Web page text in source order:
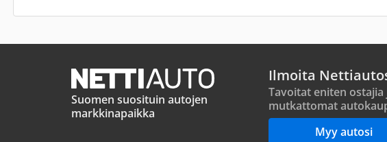
Suomen suosituin autojen
markkinapaikka
Ilmoita
Tavoitat eniten ostajia
mutkattomat
Myy autosi